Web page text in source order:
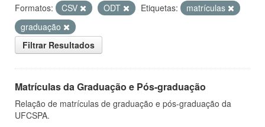
Formatos:
CSV ODT Etiquetas:
matrículas
graduação
Filtrar Resultados
Matrículas da Graduação e Pós-graduação
Relação de matrículas de graduação e pós-graduação da
UFCSPA.